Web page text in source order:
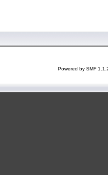
Powered by SMF